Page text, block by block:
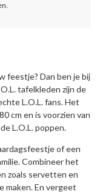
feestje? Dan ben je bij
tafelkleden zijn de
L.O.L. fans. Het
cm en is voorzien van
L.O.L. poppen.
of een
Combineer het
zoals servetten en
maken. En vergeet